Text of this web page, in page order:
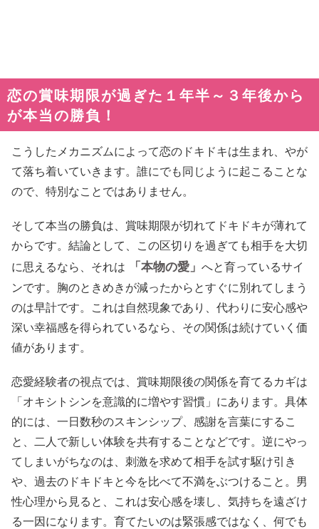
恋の賞味期限が過ぎた１年半～３年後から
が本当の勝負！
こうしたメカニズムによって恋のドキドキは生まれ、やが
て落ち着いていきます。誰にでも同じように起こることな
ので、特別なことではありません。
そして本当の勝負は、賞味期限が切れてドキドキが薄れて
からです。結論として、この区切りを過ぎても相手を大切
に思えるなら、それは
「本物の愛」へと育っているサイ
ンです。胸のときめきが減ったからとすぐに別れてしまう
のは早計です。これは自然現象であり、代わりに安心感や
深い幸福感を得られているなら、その関係は続けていく価
値があります。
恋愛経験者の視点では、賞味期限後の関係を育てるカギは
「オキシトシンを意識的に増やす習慣」にあります。具体
的には、一日数秒のスキンシップ、感謝を言葉にするこ
と、二人で新しい体験を共有することなどです。逆にやっ
てしまいがちなのは、刺激を求めて相手を試す駆け引き
や、過去のドキドキと今を比べて不満をぶつけること。男
性心理から見ると、これは安心感を壊し、気持ちを遠ざけ
る一因になります。育てたいのは緊張感ではなく、何でも